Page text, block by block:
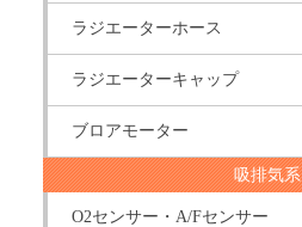
ラジエーターホース
ラジエーターキャップ
ブロアモーター
吸排気系
O2センサー・A/Fセンサー